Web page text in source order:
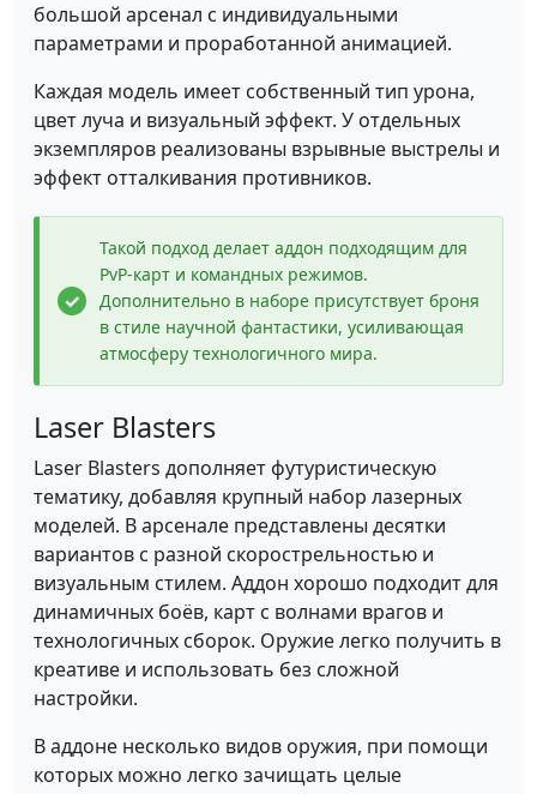
большой арсенал с индивидуальными
параметрами и проработанной анимацией.
Каждая модель имеет собственный тип урона,
цвет луча и визуальный эффект. У отдельных
экземпляров реализованы взрывные выстрелы и
эффект отталкивания противников.
Такой подход делает аддон подходящим для
PvP-карт и командных режимов.
Дополнительно в наборе присутствует броня
в стиле научной фантастики, усиливающая
атмосферу технологичного мира.
Laser Blasters
Laser Blasters дополняет футуристическую
тематику, добавляя крупный набор лазерных
моделей. В арсенале представлены десятки
вариантов с разной скорострельностью и
визуальным стилем. Аддон хорошо подходит для
динамичных боёв, карт с волнами врагов и
технологичных сборок. Оружие легко получить в
креативе и использовать без сложной
настройки.
В аддоне несколько видов оружия, при помощи
которых можно легко зачищать целые